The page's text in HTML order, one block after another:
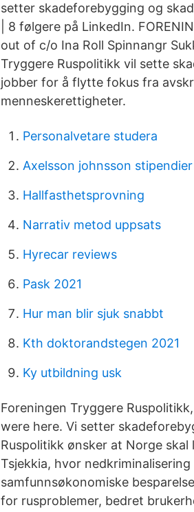
setter skadeforebygging og
| 8 følgere på LinkedIn.
out of c/o Ina Roll Spinnangr
Tryggere Ruspolitikk vil sette
jobber for å flytte fokus fra
menneskerettigheter.
Personalvetare studera
Axelsson johnsson stipendier
Hallfasthetsprovning
Narrativ metod uppsats
Hyrecar reviews
Pask 2021
Hur man blir sjuk snabbt
Kth doktorandstegen 2021
Ky utbildning usk
Foreningen Tryggere
were here. Vi setter
Ruspolitikk ønsker at Norge
Tsjekkia, hvor
samfunnsøkonomiske
for rusproblemer, bedret